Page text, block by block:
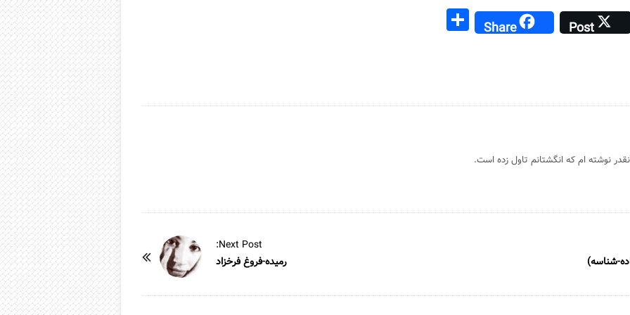
Post
Share
نوشته ام که انگشتانم تاول زده است.
شناسه)
Next Post:
رمیده-فروغ فرخزاد